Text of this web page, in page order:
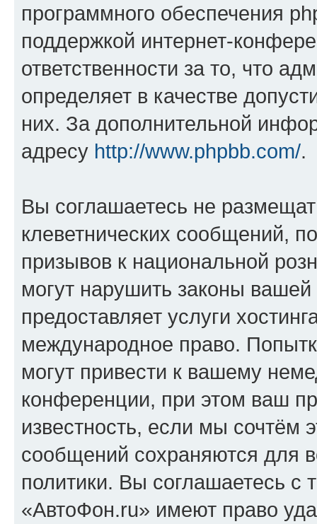
программного обеспечения
поддержкой интернет-
ответственности за то, что
определяет в качестве
них. За дополнительной
адресу http://www.phpbb.com/.
Вы соглашаетесь не
клеветнических сообщений,
призывов к национальной
могут нарушить законы
предоставляет услуги
международное право.
могут привести к вашему
конференции, при этом ваш
известность, если мы сочтём
сообщений сохраняются для
политики. Вы соглашаетесь
«АвтоФон.ru» имеют право